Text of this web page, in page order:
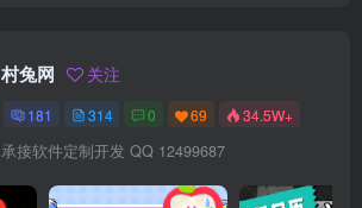
村兔网 关注
181 314 0 69 34.5W+
承接软件定制开发 QQ 12499687